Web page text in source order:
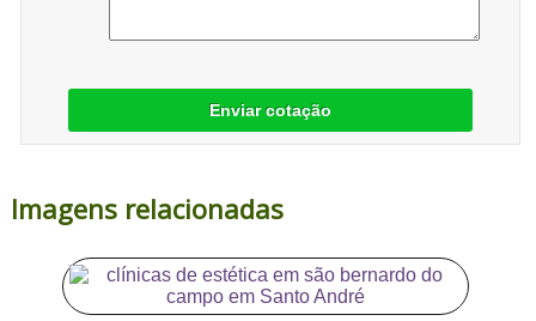
Enviar cotação
Imagens relacionadas